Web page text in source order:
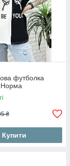
футболка
₴
Купити